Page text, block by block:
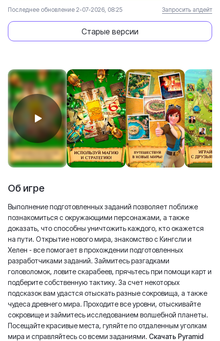
Старые версии
Последнее обновление 2-07-2026, 08:25 Запросить апдейт
Об игре
Выполнение подготовленных заданий позволяет поближе
познакомиться с окружающими персонажами, а также
доказать, что способны уничтожить каждого, кто окажется
на пути. Открытие нового мира, знакомство с Кингсли и
Хелен - все помогает в прохождении подготовленных
разработчиками заданий. Займитесь разгадками
головоломок, ловите скарабеев, прячьтесь при помощи карт и
подберите собственную тактику. За счет некоторых
подсказок вам удастся отыскать разные сокровища, а также
чудеса древнего мира. Проходите все уровни, отыскивайте
сокровище и займитесь исследованием волшебной планеты.
Посещайте красивые места, гуляйте по отдаленным уголкам
мира и справляйтесь со всеми заданиями. Скачать Pyramid